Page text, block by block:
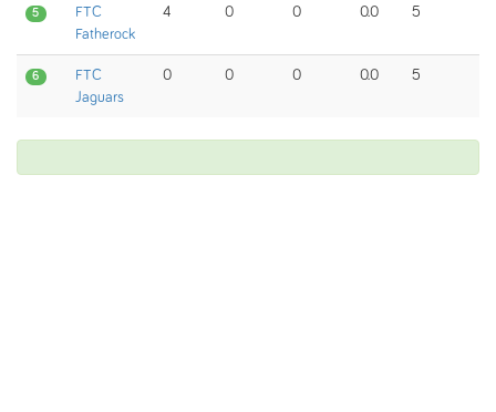
5
FTC
Fatherock
4 0 0 0.0 5
6
FTC
Jaguars
0 0 0 0.0 5